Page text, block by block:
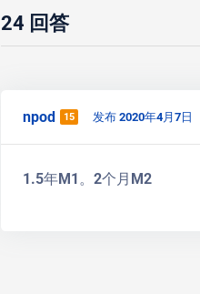
24 回答
npod 15 发布 2020年4月7日
1.5年M1。2个月M2